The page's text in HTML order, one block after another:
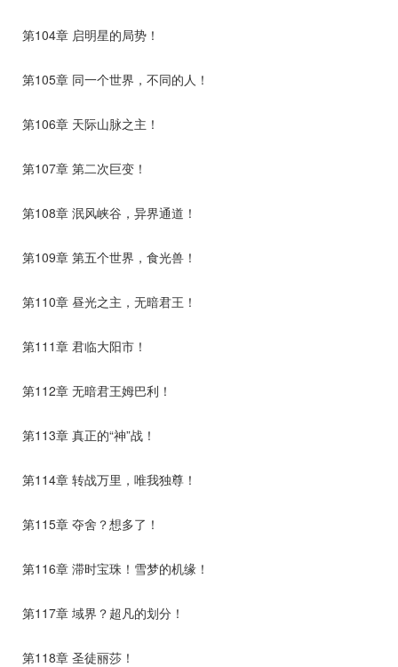
第104章 启明星的局势！
第105章 同一个世界，不同的人！
第106章 天际山脉之主！
第107章 第二次巨变！
第108章 泯风峡谷，异界通道！
第109章 第五个世界，食光兽！
第110章 昼光之主，无暗君王！
第111章 君临大阳市！
第112章 无暗君王姆巴利！
第113章 真正的“神”战！
第114章 转战万里，唯我独尊！
第115章 夺舍？想多了！
第116章 滞时宝珠！雪梦的机缘！
第117章 域界？超凡的划分！
第118章 圣徒丽莎！